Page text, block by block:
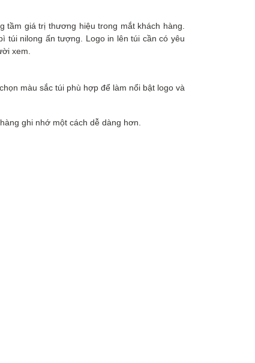
giá trị thương hiệu trong mắt khách hàng.
túi nilong ấn tượng. Logo in lên túi cần có yêu
xem.
màu sắc túi phù hợp để làm nổi bật logo và
ghi nhớ một cách dễ dàng hơn.